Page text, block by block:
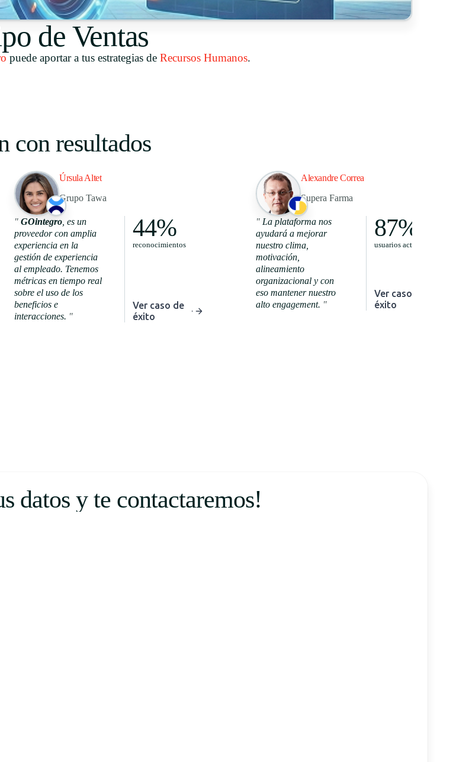
de Ventas
puede aportar a tus estrategias de Recursos Humanos.
con resultados
Úrsula Altet
Grupo Tawa
" GOintegro , es un
proveedor con amplia
experiencia en la
gestión de experiencia
al empleado. Tenemos
métricas en tiempo real
sobre el uso de los
beneficios e
interacciones. "
44%
reconocimientos
Ver caso de
éxito
Alexandre Correa
Supera Farma
" La plataforma nos
ayudará a mejorar
nuestro clima,
motivación,
alineamiento
organizacional y con
eso mantener nuestro
alto engagement. "
87%
usuarios activos
Ver caso de
éxito
datos y te contactaremos!